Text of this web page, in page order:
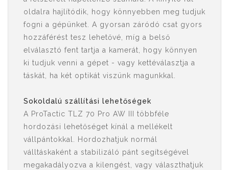
oldalra hajlítódik, hogy könnyebben meg tudjuk
fogni a gépünket. A gyorsan záródó csat gyors
hozzáférést tesz lehetővé, míg a belső
elválasztó fent tartja a kamerát, hogy könnyen
ki tudjuk venni a gépet - vagy kettéválasztja a
táskát, ha két optikát viszünk magunkkal.
Sokoldalú szállítási lehetőségek
A ProTactic TLZ 70 Pro AW III többféle
hordozási lehetőséget kínál a mellékelt
vállpántokkal. Hordozhatjuk normál
válltáskaként a stabilizáló pánt segítségével
megakadályozva a kilengést, vagy választhatjuk